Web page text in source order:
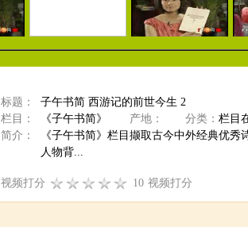
标题：
子午书简 西游记的前世今生 2
栏目：
《子午书简》 产地： 分类： 栏目
简介：
《子午书简》栏目撷取古今中外经典优
人物背...
视频打分 10 视频打分